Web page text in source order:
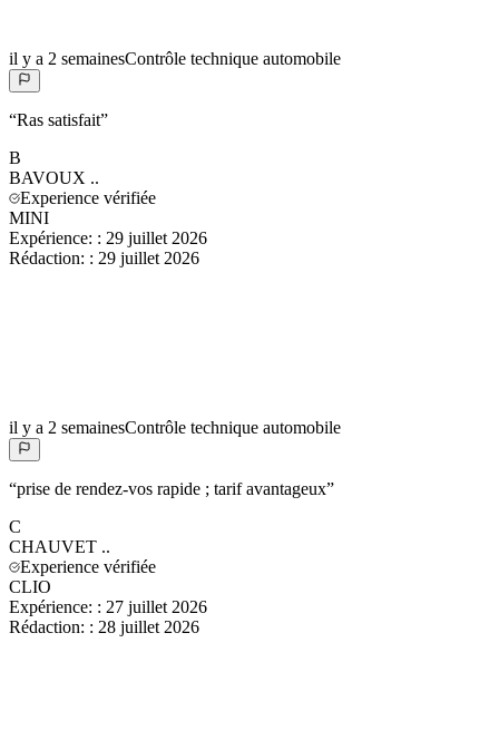
il y a 2 semainesContrôle technique automobile
“Ras satisfait”
B
BAVOUX ..
Experience vérifiée
MINI
Expérience: : 29 juillet 2026
Rédaction: : 29 juillet 2026
il y a 2 semainesContrôle technique automobile
“prise de rendez-vos rapide ; tarif avantageux”
C
CHAUVET ..
Experience vérifiée
CLIO
Expérience: : 27 juillet 2026
Rédaction: : 28 juillet 2026